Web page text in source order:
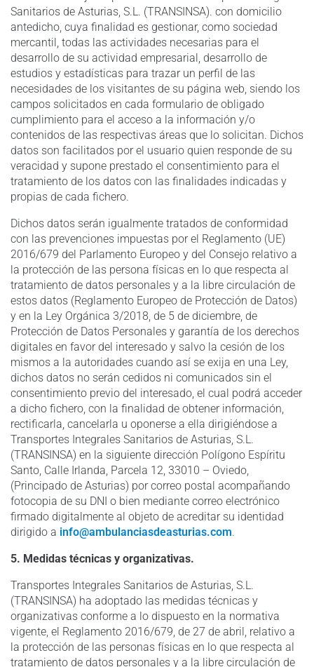
Sanitarios de Asturias, S.L. (TRANSINSA). con domicilio
antedicho, cuya finalidad es gestionar, como sociedad
mercantil, todas las actividades necesarias para el
desarrollo de su actividad empresarial, desarrollo de
estudios y estadísticas para trazar un perfil de las
necesidades de los visitantes de su página web, siendo los
campos solicitados en cada formulario de obligado
cumplimiento para el acceso a la información y/o
contenidos de las respectivas áreas que lo solicitan. Dichos
datos son facilitados por el usuario quien responde de su
veracidad y supone prestado el consentimiento para el
tratamiento de los datos con las finalidades indicadas y
propias de cada fichero.
Dichos datos serán igualmente tratados de conformidad
con las prevenciones impuestas por el Reglamento (UE)
2016/679 del Parlamento Europeo y del Consejo relativo a
la protección de las persona físicas en lo que respecta al
tratamiento de datos personales y a la libre circulación de
estos datos (Reglamento Europeo de Protección de Datos)
y en la Ley Orgánica 3/2018, de 5 de diciembre, de
Protección de Datos Personales y garantía de los derechos
digitales en favor del interesado y salvo la cesión de los
mismos a la autoridades cuando así se exija en una Ley,
dichos datos no serán cedidos ni comunicados sin el
consentimiento previo del interesado, el cual podrá acceder
a dicho fichero, con la finalidad de obtener información,
rectificarla, cancelarla u oponerse a ella dirigiéndose a
Transportes Integrales Sanitarios de Asturias, S.L.
(TRANSINSA) en la siguiente dirección Polígono Espíritu
Santo, Calle Irlanda, Parcela 12, 33010 – Oviedo,
(Principado de Asturias) por correo postal acompañando
fotocopia de su DNI o bien mediante correo electrónico
firmado digitalmente al objeto de acreditar su identidad
dirigido a info@ambulanciasdeasturias.com.
5. Medidas técnicas y organizativas.
Transportes Integrales Sanitarios de Asturias, S.L.
(TRANSINSA) ha adoptado las medidas técnicas y
organizativas conforme a lo dispuesto en la normativa
vigente, el Reglamento 2016/679, de 27 de abril, relativo a
la protección de las personas físicas en lo que respecta al
tratamiento de datos personales y a la libre circulación de